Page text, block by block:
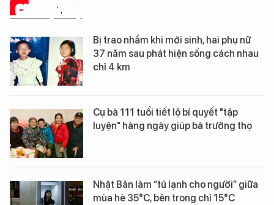
CHUYỆN LẠ
Bị trao nhầm khi mới sinh, hai phụ nữ
37 năm sau phát hiện sống cách nhau
chỉ 4 km
Cụ bà 111 tuổi tiết lộ bí quyết "tập
luyện" hàng ngày giúp bà trường thọ
Nhật Bản làm “tủ lạnh cho người” giữa
mùa hè 35°C, bên trong chỉ 15°C